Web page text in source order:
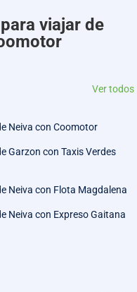
viajar de
Ver todos
Neiva con Coomotor
Garzon con Taxis Verdes
Neiva con Flota Magdalena
Neiva con Expreso Gaitana